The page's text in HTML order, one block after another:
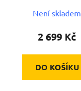
Není skladem
2 699 Kč
DO KOŠÍKU